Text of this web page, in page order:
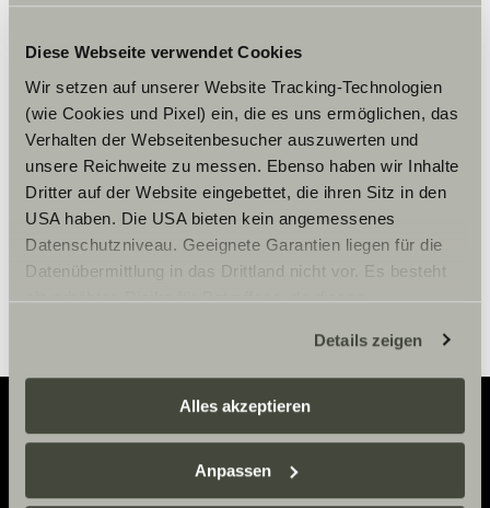
Diese Webseite verwendet Cookies
Wir setzen auf unserer Website Tracking-Technologien
(wie Cookies und Pixel) ein, die es uns ermöglichen, das
Verhalten der Webseitenbesucher auszuwerten und
unsere Reichweite zu messen. Ebenso haben wir Inhalte
Dritter auf der Website eingebettet, die ihren Sitz in den
USA haben. Die USA bieten kein angemessenes
Datenschutzniveau. Geeignete Garantien liegen für die
Datenübermittlung in das Drittland nicht vor. Es besteht
ein erhöhtes Risiko für Betroffene, da diesen
zustehen. Eingesetzte Dienstleister können Daten für
eigene Zwecke verarbeiten und mit anderen Daten
zusammenführen. Weitere Informationen finden Sie hier:
Datenschutzerklärung
einzelne Cookies/Dienste in den Einstellungen aus,
Details zeigen
Alles akzeptieren
Anpassen
marketingové soubory cookie.
Nastavení souborů cookie
Adventure